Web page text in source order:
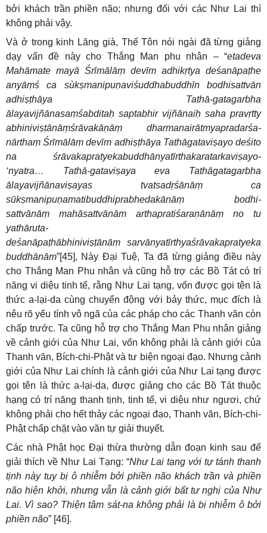
bởi khách trần phiền não; nhưng đối với các Như Lai thì
không phải vậy.
Và ở trong kinh Lăng già, Thế Tôn nói ngài đã từng giảng
dạy vấn đề này cho Thắng Man phu nhân – “etadeva
Mahāmate mayā Śrīmālāṃ devīm adhikṛtya deśanāpaṭhe
anyāṃś ca sùkṣmanipuṇaviśuddhabuddhīn bodhisattvān
adhiṣṭhāya Tathā-gatagarbha
ālayavijñānasaṃśabditaḥ saptabhir vijñānaiḥ saha pravṛtty
abhiniviṣṭānāṃśrāvakāṇāṃ dharmanairātmyapradarśa-
nārthaṃ Śrīmālāṃ devīm adhiṣṭhāya Tathāgataviṣayo deśito
na śrāvakapratyekabuddhānyatīrthakaratarkaviṣayo-
‘nyatra… Tathā-gataviṣaya eva Tathāgatagarbha
ālayavijñānaviṣayas tvatsadṛśānāṃ ca
sūkṣmanipuṇamatibuddhiprabhedakānāṃ bodhi-
sattvānāṃ mahāsattvānām arthapratiśaraṇānāṃ no tu
yathāruta-
deśanāpaṭhābhiniviṣṭānāṃ sarvānyatīrthyaśrāvakapratyeka
buddhānām”[45], Này Đại Tuệ, Ta đã từng giảng điều này
cho Thắng Man Phu nhân và cũng hỗ trợ các Bồ Tát có trí
năng vi diệu tinh tế, rằng Như Lai tạng, vốn được gọi tên là
thức a-lại-da cùng chuyển động với bảy thức, mục đích là
nêu rõ yếu tính vô ngã của các pháp cho các Thanh văn còn
chấp trước. Ta cũng hỗ trợ cho Thắng Man Phu nhân giảng
về cảnh giới của Như Lai, vốn không phải là cảnh giới của
Thanh văn, Bích-chi-Phật và tư biện ngoại đạo. Nhưng cảnh
giới của Như Lai chính là cảnh giới của Như Lai tạng được
gọi tên là thức a-lại-da, được giảng cho các Bồ Tát thuộc
hạng có trí năng thanh tịnh, tinh tế, vi diệu như ngươi, chứ
không phải cho hết thảy các ngoại đạo, Thanh văn, Bích-chi-
Phật chấp chặt vào văn tự giải thuyết.
Các nhà Phật học Đại thừa thường dẫn đoạn kinh sau để
giải thích về Như Lai Tạng: “Như Lai tạng với tự tánh thanh
tịnh này tuy bị ô nhiễm bởi phiền não khách trần và phiền
não hiện khởi, nhưng vẫn là cảnh giới bất tư nghị của Như
Lai. Vì sao? Thiện tâm sát-na không phải là bị nhiễm ô bởi
phiền não” [46].